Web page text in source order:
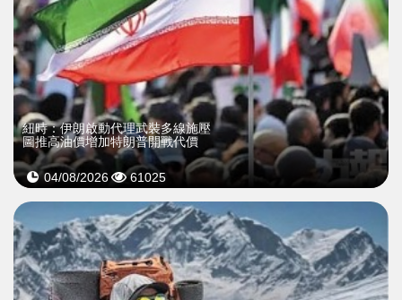
紐時：伊朗啟動代理武裝多線施壓
圖推高油價增加特朗普開戰代價
04/08/2026 61025